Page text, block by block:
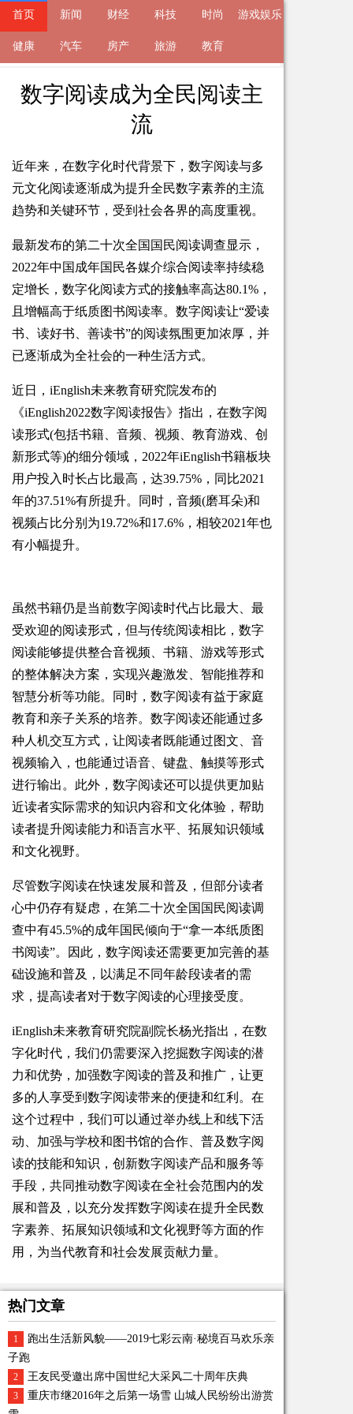
首页 新闻 财经 科技 时尚 游戏娱乐
健康 汽车 房产 旅游 教育
来自 新闻2023-05-05 15:30 的文章
数字阅读成为全民阅读主
流
近年来，在数字化时代背景下，数字阅读与多
元文化阅读逐渐成为提升全民数字素养的主流
趋势和关键环节，受到社会各界的高度重视。
最新发布的第二十次全国国民阅读调查显示，
2022年中国成年国民各媒介综合阅读率持续稳
定增长，数字化阅读方式的接触率高达80.1%，
且增幅高于纸质图书阅读率。数字阅读让“爱读
书、读好书、善读书”的阅读氛围更加浓厚，并
已逐渐成为全社会的一种生活方式。
近日，iEnglish未来教育研究院发布的
《iEnglish2022数字阅读报告》指出，在数字阅
读形式(包括书籍、音频、视频、教育游戏、创
新形式等)的细分领域，2022年iEnglish书籍板块
用户投入时长占比最高，达39.75%，同比2021
年的37.51%有所提升。同时，音频(磨耳朵)和
视频占比分别为19.72%和17.6%，相较2021年也
有小幅提升。
虽然书籍仍是当前数字阅读时代占比最大、最
受欢迎的阅读形式，但与传统阅读相比，数字
阅读能够提供整合音视频、书籍、游戏等形式
的整体解决方案，实现兴趣激发、智能推荐和
智慧分析等功能。同时，数字阅读有益于家庭
教育和亲子关系的培养。数字阅读还能通过多
种人机交互方式，让阅读者既能通过图文、音
视频输入，也能通过语音、键盘、触摸等形式
进行输出。此外，数字阅读还可以提供更加贴
近读者实际需求的知识内容和文化体验，帮助
读者提升阅读能力和语言水平、拓展知识领域
和文化视野。
尽管数字阅读在快速发展和普及，但部分读者
心中仍存有疑虑，在第二十次全国国民阅读调
查中有45.5%的成年国民倾向于“拿一本纸质图
书阅读”。因此，数字阅读还需要更加完善的基
础设施和普及，以满足不同年龄段读者的需
求，提高读者对于数字阅读的心理接受度。
iEnglish未来教育研究院副院长杨光指出，在数
字化时代，我们仍需要深入挖掘数字阅读的潜
力和优势，加强数字阅读的普及和推广，让更
多的人享受到数字阅读带来的便捷和红利。在
这个过程中，我们可以通过举办线上和线下活
动、加强与学校和图书馆的合作、普及数字阅
读的技能和知识，创新数字阅读产品和服务等
手段，共同推动数字阅读在全社会范围内的发
展和普及，以充分发挥数字阅读在提升全民数
字素养、拓展知识领域和文化视野等方面的作
用，为当代教育和社会发展贡献力量。
热门文章
1
跑出生活新风貌——2019七彩云南·秘境百马欢乐亲
子跑
2 王友民受邀出席中国世纪大采风二十周年庆典
3
重庆市继2016年之后第一场雪 山城人民纷纷出游赏